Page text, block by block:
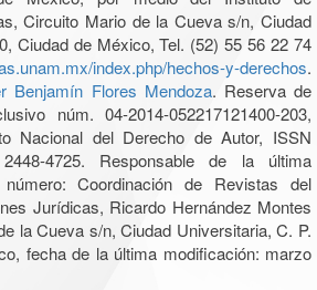
Circuito Mario de la Cueva s/n, Ciudad
Ciudad de México, Tel. (52) 55 56 22 74
index.php/hechos-y-derechos.
Benjamín Flores Mendoza. Reserva de
núm. 04-2014-052217121400-203,
Nacional del Derecho de Autor, ISSN
4725. Responsable de la última
Coordinación de Revistas del
Jurídicas, Ricardo Hernández Montes
la Cueva s/n, Ciudad Universitaria, C. P.
fecha de la última modificación: marzo